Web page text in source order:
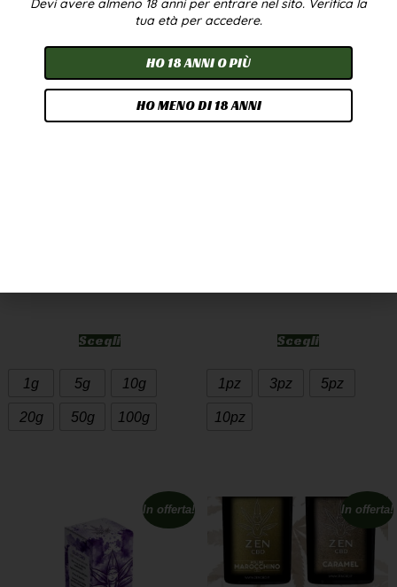
Scegli
1g 5g 10g
20g 50g 100g
In offerta!
Scegli
1pz 3pz 5pz
10pz
In offerta! In offerta!
Devi avere almeno 18 anni per entrare nel sito. Verifica la
tua età per accedere.
HO 18 ANNI O PIÙ
HO MENO DI 18 ANNI